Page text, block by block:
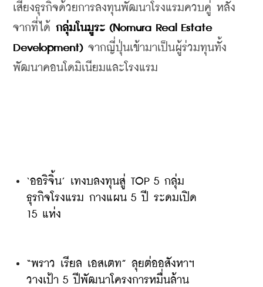
เสี่ยงธุรกิจด้วยการลงทุนพัฒนาโรงแรมควบคู่ หลัง
จากที่ได้ กลุ่มโนมูระ (Nomura Real Estate
Development) จากญี่ปุ่นเข้ามาเป็นผู้ร่วมทุนทั้ง
พัฒนาคอนโดมิเนียมและโรงแรม
‘ออริจิ้น’ เทงบลงทุนสู่ TOP 5 กลุ่ม
ธุรกิจโรงแรม กางแผน 5 ปี ระดมเปิด
15 แห่ง
“พราว เรียล เอสเตท” ลุยต่ออสังหาฯ
วางเป้า 5 ปีพัฒนาโครงการหมื่นล้าน